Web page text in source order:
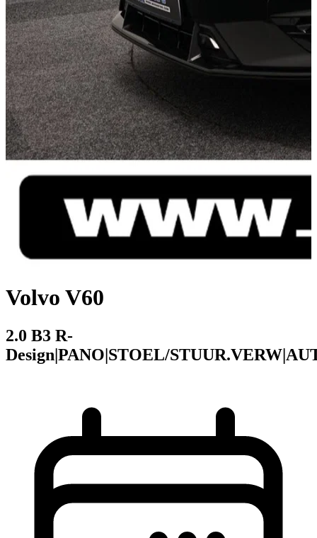
Volvo V60
2.0 B3 R-
Design|PANO|STOEL/